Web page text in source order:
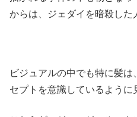
からは、ジェダイを暗殺した
ビジュアルの中でも特に髪
セプトを意識しているように